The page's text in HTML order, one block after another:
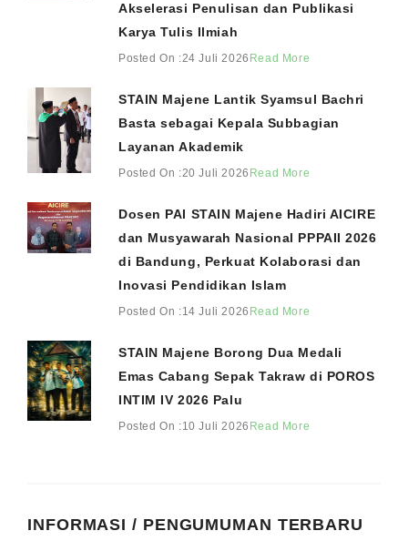
Akselerasi Penulisan dan Publikasi
Karya Tulis Ilmiah
Posted On :24 Juli 2026 Read More
STAIN Majene Lantik Syamsul Bachri
Basta sebagai Kepala Subbagian
Layanan Akademik
Posted On :20 Juli 2026 Read More
Dosen PAI STAIN Majene Hadiri AICIRE
dan Musyawarah Nasional PPPAII 2026
di Bandung, Perkuat Kolaborasi dan
Inovasi Pendidikan Islam
Posted On :14 Juli 2026 Read More
STAIN Majene Borong Dua Medali
Emas Cabang Sepak Takraw di POROS
INTIM IV 2026 Palu
Posted On :10 Juli 2026 Read More
INFORMASI / PENGUMUMAN TERBARU